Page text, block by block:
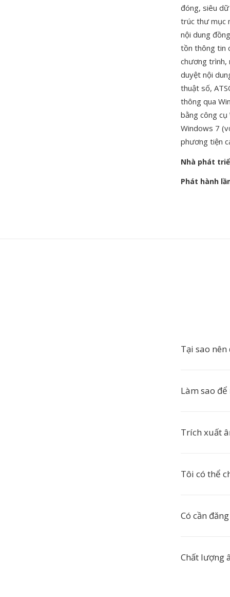
đóng, siêu
trúc thư mục
nội dung
tồn thông tin
chương trình,
duyệt nội
thuật số,
thông qua
bằng công
Windows 7
phương tiện
Nhà phát
Phát hành
Tại sao nên
Làm sao
Trích xuất
Tôi có thể
Có cần
Chất lượng